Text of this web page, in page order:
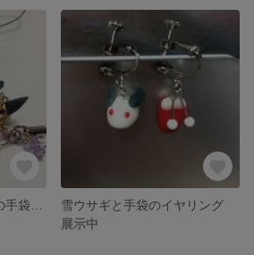
雪ウサギと手袋のイヤリング
展示中